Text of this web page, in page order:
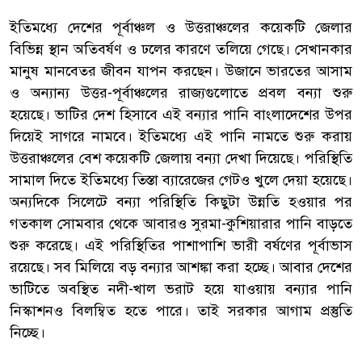
ইতিমধ্যে দেশের পূর্বাঞ্চল ও উত্তরাঞ্চলের কয়েকটি জেলার
বিভিন্ন স্থান অতিবর্ষণ ও ঢলের কারণে তলিয়ে গেছে। সেখানকার
মানুষ মানবেতর জীবন যাপন করছেন। উজানে ভারতের আসাম
ও অন্যান্য উত্তর-পূর্বাঞ্চলের রাজ্যগুলোতে প্রবল বন্যা শুরু
হয়েছে। ভাটির দেশ হিসাবে এই বন্যার পানি বাংলাদেশের উপর
দিয়েই সাগরে নামবে। ইতিমধ্যে এই পানি নামতে শুরু করায়
উত্তরাঞ্চলের বেশ কয়েকটি জেলায় বন্যা দেখা দিয়েছে। পরিস্থিতি
সামাল দিতে ইতিমধ্যে তিস্তা ব্যারেজের গেটও খুলে দেয়া হয়েছে।
অন্যদিকে সিলেটে বন্যা পরিস্থিতি কিছুটা উন্নতি হওয়ার পর
গতকাল সোমবার থেকে আবারও সুরমা-কুশিয়ারার পানি বাড়তে
শুরু করেছে। এই পরিস্থিতির পাশাপাশি ভারী বর্ষণের পূর্বাভাস
রয়েছে। সব মিলিয়ে বড় বন্যার আশঙ্কা করা হচ্ছে। আবার দেশের
ভাটিতে অবস্থিত নদী-খাল ভরাট হয়ে যাওয়ায় বন্যার পানি
নিস্কাশনও বিলম্বিত হতে পারে। তাই সরকার আগাম প্রস্তুতি
নিচ্ছে।